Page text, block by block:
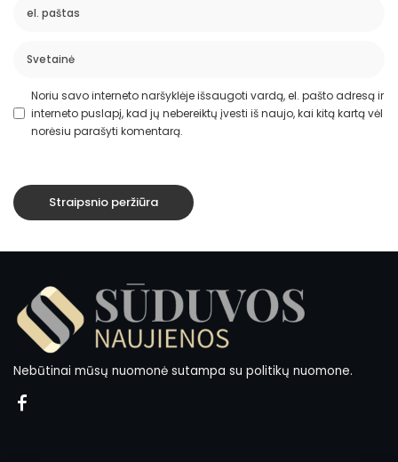
Noriu savo interneto naršyklėje išsaugoti vardą, el. pašto adresą ir
interneto puslapį, kad jų nebereiktų įvesti iš naujo, kai kitą kartą vėl
norėsiu parašyti komentarą.
Nebūtinai mūsų nuomonė sutampa su politikų nuomone.